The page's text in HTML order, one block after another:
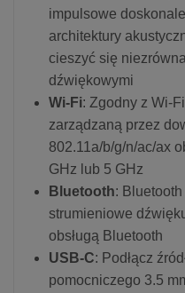
impulsowe
architektury
cieszyć się
dźwiękowymi
Wi-Fi: Zgodny z Wi-
zarządzaną przez
802.11a/b/g/n/ac/ax
GHz lub 5 GHz
Bluetooth: Bluetooth
strumieniowe
obsługą Bluetooth
USB-C: Podłącz
pomocniczego 3.5